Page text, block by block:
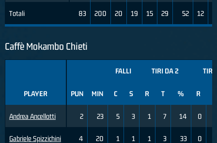
Totali 83 200 20 19 15 29 52 12
Caffè Mokambo Chieti
PLAYER
Andrea Ancellotti
Gabriele Spizzichini
FALLI TIRI DA 2 TIRI
PUN MIN C S R T % R
2 23 5 3 1 7 14 0
4 20 1 1 1 3 33 0